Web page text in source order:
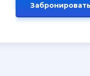
Забронировать